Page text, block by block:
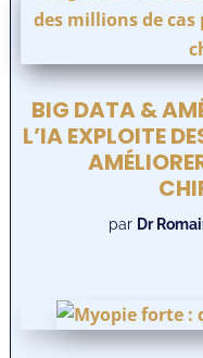
BIG DATA &
L’IA EXPLOITE
par Dr